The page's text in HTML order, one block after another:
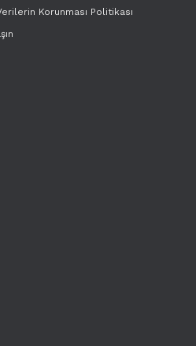
Korunması Politikası